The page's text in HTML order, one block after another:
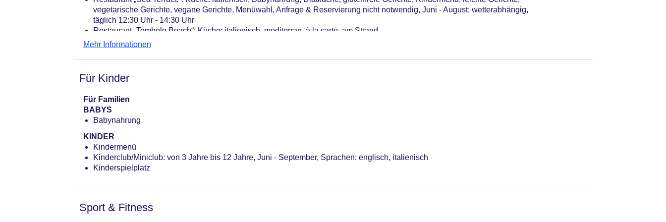
vegetarische Gerichte, vegane Gerichte, Menüwahl, Anfrage & Reservierung nicht notwendig, Juni - August; wetterabhängig,
täglich 12:30 Uhr - 14:30 Uhr
Restaurant „Tombolo Beach“: Küche: italienisch, mediterran, à la carte, am Strand
Bars & mehr: 4
Bar „Bar Hall Le Vele“: Januar - Dezember, täglich 10:30 Uhr - 22:30 Uhr, gegen Gebühr
Loungebar „Sea Terrace Bar“: Juni - September; wetterabhängig, täglich 19:00 Uhr - 02:00 Uhr, gegen Gebühr
Beachclub „Beach bar“
Mehr Informationen
Für Kinder
Für Familien
BABYS
Babynahrung
KINDER
Kindermenü
Kinderclub/Miniclub: von 3 Jahre bis 12 Jahre, Juni - September, Sprachen: englisch, italienisch
Kinderspielplatz
Sport & Fitness